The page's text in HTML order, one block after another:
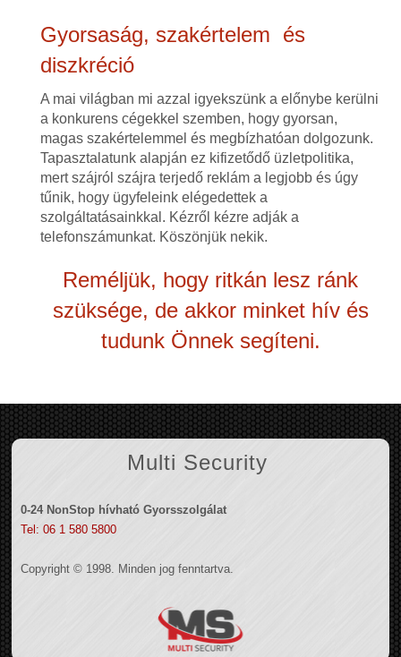
Gyorsaság, szakértelem és
diszkréció
A mai világban mi azzal igyekszünk a előnybe kerülni
a konkurens cégekkel szemben, hogy gyorsan,
magas szakértelemmel és megbízhatóan dolgozunk.
Tapasztalatunk alapján ez kifizetődő üzletpolitika,
mert szájról szájra terjedő reklám a legjobb és úgy
tűnik, hogy ügyfeleink elégedettek a
szolgáltatásainkkal. Kézről kézre adják a
telefonszámunkat. Köszönjük nekik.
Reméljük, hogy ritkán lesz ránk
szüksége, de akkor minket hív és
tudunk Önnek segíteni.
Multi Security
0-24 NonStop hívható Gyorsszolgálat
Tel: 06 1 580 5800
Copyright © 1998. Minden jog fenntartva.